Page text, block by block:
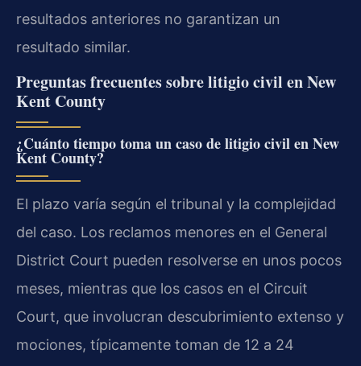
resultados anteriores no garantizan un
resultado similar.
Preguntas frecuentes sobre litigio civil en New
Kent County
¿Cuánto tiempo toma un caso de litigio civil en New
Kent County?
El plazo varía según el tribunal y la complejidad
del caso. Los reclamos menores en el General
District Court pueden resolverse en unos pocos
meses, mientras que los casos en el Circuit
Court, que involucran descubrimiento extenso y
mociones, típicamente toman de 12 a 24